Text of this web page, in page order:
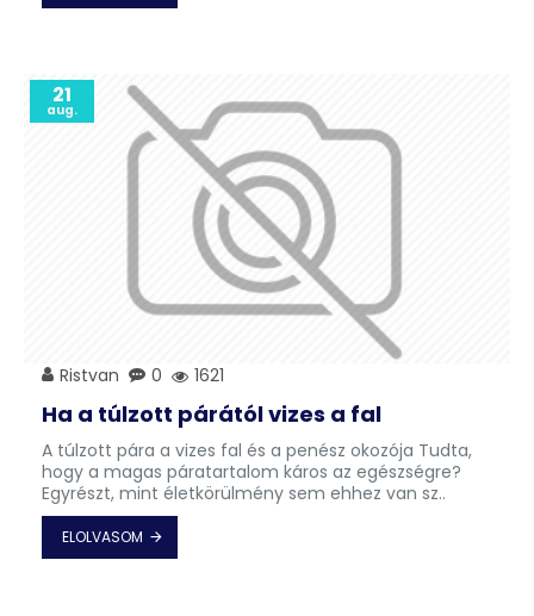
21
aug.
Ristvan 0 1621
Ha a túlzott párától vizes a fal
A túlzott pára a vizes fal és a penész okozója Tudta,
hogy a magas páratartalom káros az egészségre?
Egyrészt, mint életkörülmény sem ehhez van sz..
ELOLVASOM